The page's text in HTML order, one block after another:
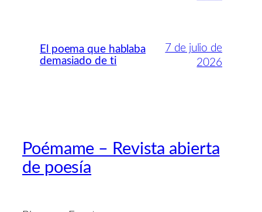
El poema que hablaba
demasiado de ti
7 de julio de
2026
Poémame – Revista abierta
de poesía